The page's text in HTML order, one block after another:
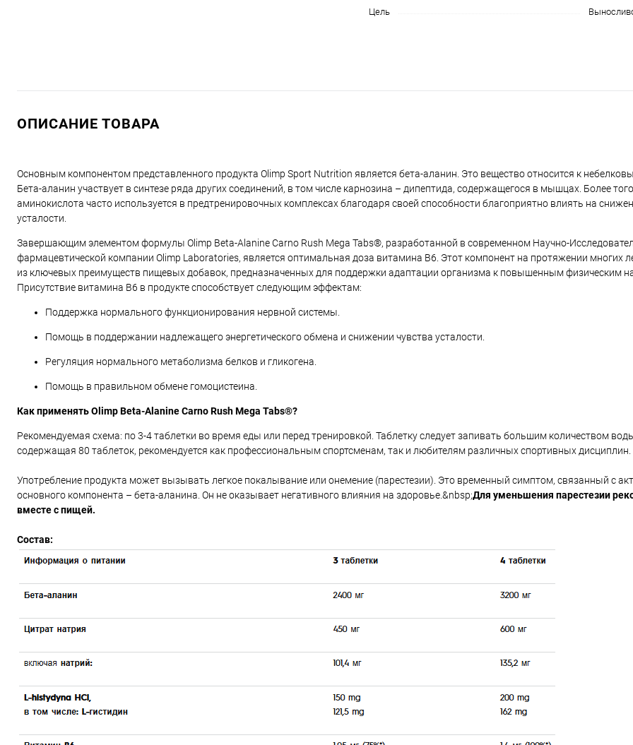
Цель
ОПИСАНИЕ ТОВАРА
Основным компонентом представленного продукта Olimp Sport Nutrition является бета-аланин. Это вещество относится к
Бета-аланин участвует в синтезе ряда других соединений, в том числе карнозина – дипептида, содержащегося в мышцах. Более
аминокислота часто используется в предтренировочных комплексах благодаря своей способности благоприятно влиять на
усталости.
Завершающим элементом формулы Olimp Beta-Alanine Carno Rush Mega Tabs®, разработанной в современном Научно-
фармацевтической компании Olimp Laboratories, является оптимальная доза витамина B6. Этот компонент на протяжении многих
из ключевых преимуществ пищевых добавок, предназначенных для поддержки адаптации организма к повышенным физическим
Присутствие витамина B6 в продукте способствует следующим эффектам:
Поддержка нормального функционирования нервной системы.
Помощь в поддержании надлежащего энергетического обмена и снижении чувства усталости.
Регуляция нормального метаболизма белков и гликогена.
Помощь в правильном обмене гомоцистеина.
Как применять Olimp Beta-Alanine Carno Rush Mega Tabs®?
Рекомендуемая схема: по 3-4 таблетки во время еды или перед тренировкой. Таблетку следует запивать большим количеством
содержащая 80 таблеток, рекомендуется как профессиональным спортсменам, так и любителям различных спортивных дисциплин.
Употребление продукта может вызывать легкое покалывание или онемение (парестезии). Это временный симптом, связанный с
основного компонента – бета-аланина. Он не оказывает негативного влияния на здоровье.&nbsp;Для уменьшения парестезии
вместе с пищей.
Состав: